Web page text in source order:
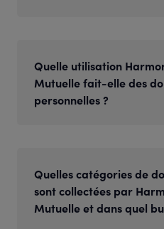
Quelle utilisation
Mutuelle fait-elle des
personnelles ?
Quelles catégories de
sont collectées par
Mutuelle et dans quel